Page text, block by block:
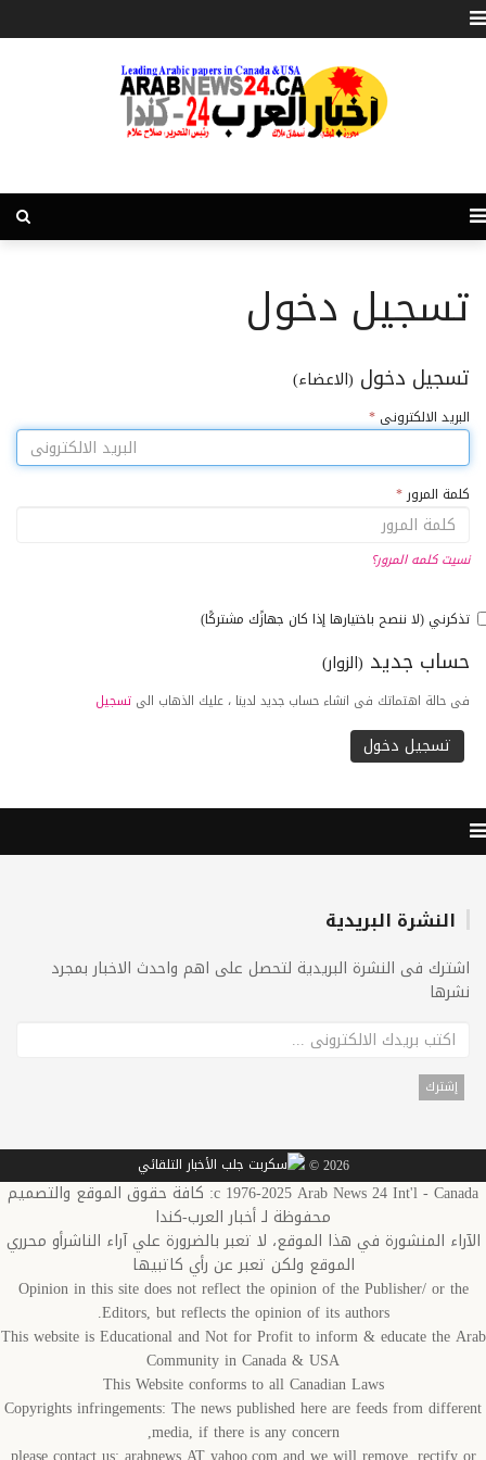
تسجيل دخول
تسجيل دخول (الاعضاء)
البريد الالكترونى *
كلمة المرور *
نسيت كلمه المرور؟
تذكرني (لا ننصح باختيارها إذا كان جهازًك مشتركًا)
حساب جديد (الزوار)
فى حالة اهتماتك فى انشاء حساب جديد لدينا ، عليك الذهاب الى تسجيل
النشرة البريدية
اشترك فى النشرة البريدية لتحصل على اهم واحدث الاخبار بمجرد
نشرها
2026 ©
c 1976-2025 Arab News 24 Int'l - Canada: كافة حقوق الموقع والتصميم
محفوظة لـ أخبار العرب-كندا
الآراء المنشورة في هذا الموقع، لا تعبر بالضرورة علي آراء الناشرأو محرري
الموقع ولكن تعبر عن رأي كاتبيها
Opinion in this site does not reflect the opinion of the Publisher/ or the
Editors, but reflects the opinion of its authors.
This website is Educational and Not for Profit to inform & educate the Arab
Community in Canada & USA
This Website conforms to all Canadian Laws
Copyrights infringements: The news published here are feeds from different
media, if there is any concern,